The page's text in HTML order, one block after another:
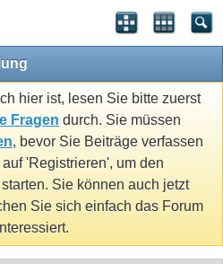
hier ist, lesen Sie bitte zuerst
Fragen durch. Sie müssen
, bevor Sie Beiträge verfassen
'Registrieren', um den
Sie können auch jetzt
Sie sich einfach das Forum